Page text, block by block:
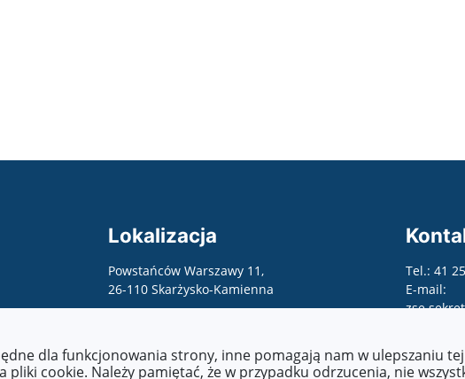
Lokalizacja
Powstańców Warszawy 11,
26-110 Skarżysko-Kamienna
Tel.: 41
E-mail:
dla funkcjonowania strony, inne pomagają nam w ulepszaniu
pliki cookie. Należy pamiętać, że w przypadku odrzucenia, nie